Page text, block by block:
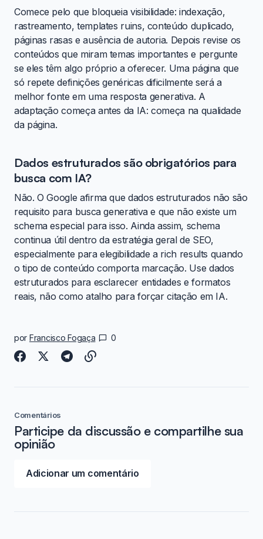
Comece pelo que bloqueia visibilidade: indexação,
rastreamento, templates ruins, conteúdo duplicado,
páginas rasas e ausência de autoria. Depois revise os
conteúdos que miram temas importantes e pergunte
se eles têm algo próprio a oferecer. Uma página que
só repete definições genéricas dificilmente será a
melhor fonte em uma resposta generativa. A
adaptação começa antes da IA: começa na qualidade
da página.
Dados estruturados são obrigatórios para
busca com IA?
Não. O Google afirma que dados estruturados não são
requisito para busca generativa e que não existe um
schema especial para isso. Ainda assim, schema
continua útil dentro da estratégia geral de SEO,
especialmente para elegibilidade a rich results quando
o tipo de conteúdo comporta marcação. Use dados
estruturados para esclarecer entidades e formatos
reais, não como atalho para forçar citação em IA.
por Francisco Fogaça 0
Comentários
Participe da discussão e compartilhe sua
opinião
Adicionar um comentário